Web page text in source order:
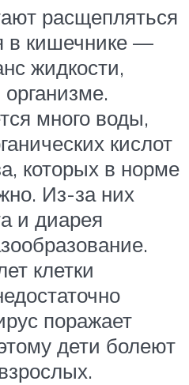
расщепляться
в кишечнике —
жидкости,
много воды,
кислот
которых в норме
Из-за них
и диарея
клетки
поражает
дети болеют